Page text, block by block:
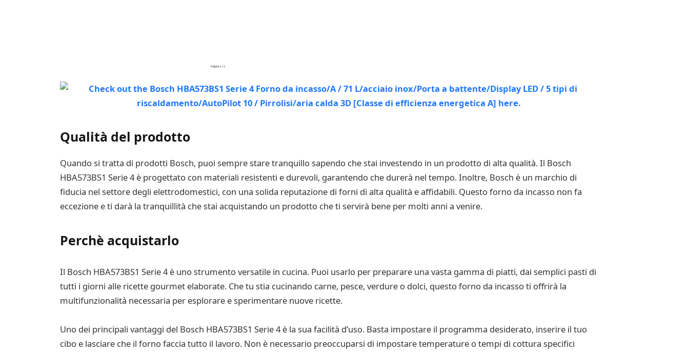
Qualità del prodotto
Quando si tratta di prodotti Bosch, puoi sempre stare tranquillo sapendo che stai investendo in un prodotto di alta qualità. Il Bosch
HBA573BS1 Serie 4 è progettato con materiali resistenti e durevoli, garantendo che durerà nel tempo. Inoltre, Bosch è un marchio di
fiducia nel settore degli elettrodomestici, con una solida reputazione di forni di alta qualità e affidabili. Questo forno da incasso non fa
eccezione e ti darà la tranquillità che stai acquistando un prodotto che ti servirà bene per molti anni a venire.
Perchè acquistarlo
Il Bosch HBA573BS1 Serie 4 è uno strumento versatile in cucina. Puoi usarlo per preparare una vasta gamma di piatti, dai semplici pasti di
tutti i giorni alle ricette gourmet elaborate. Che tu stia cucinando carne, pesce, verdure o dolci, questo forno da incasso ti offrirà la
multifunzionalità necessaria per esplorare e sperimentare nuove ricette.
Uno dei principali vantaggi del Bosch HBA573BS1 Serie 4 è la sua facilità d’uso. Basta impostare il programma desiderato, inserire il tuo
cibo e lasciare che il forno faccia tutto il lavoro. Non è necessario preoccuparsi di impostare temperature o tempi di cottura specifici